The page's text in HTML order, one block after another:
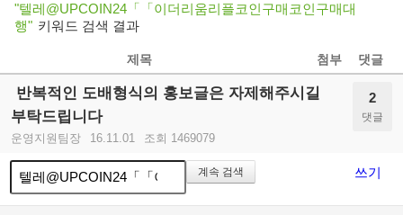
텔레@UPCOIN24「「이더리움리플코인구매코인구매대
행
키워드 검색 결과
제목 첨부 댓글
반복적인 도배형식의 홍보글은 자제해주시길
부탁드립니다
운영지원팀장 16.11.01 조회 1469079
2
댓글
계속 검색 쓰기